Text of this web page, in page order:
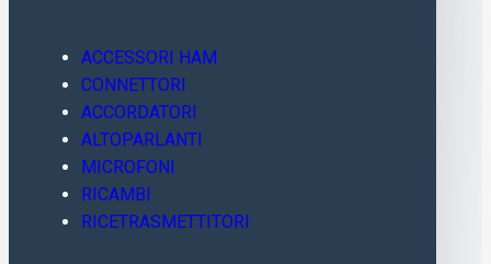
ACCESSORI HAM
CONNETTORI
ACCORDATORI
ALTOPARLANTI
MICROFONI
RICAMBI
RICETRASMETTITORI